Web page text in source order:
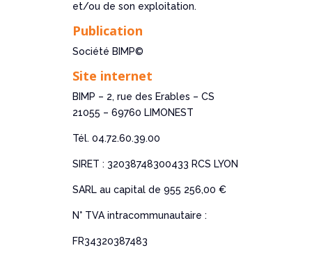
et/ou de son exploitation.
Publication
Société BIMP©
Site internet
BIMP – 2, rue des Erables – CS
21055 – 69760 LIMONEST
Tél. 04.72.60.39.00
SIRET : 32038748300433 RCS LYON
SARL au capital de 955 256,00 €
N° TVA intracommunautaire :
FR34320387483